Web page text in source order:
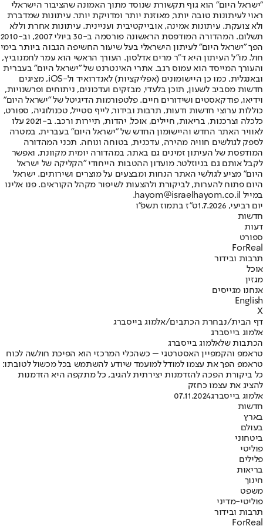
"ישראל היום" הוא גוף תקשורת שנוסד מתוך האמונה שהציבור הישראלי
ראוי לעיתונות טובה יותר, מאוזנת יותר ומדויקת יותר. עיתונות שמדברת
ולא צועקת. עיתונות אמינה, אובייקטיבית ועניינית. עיתונות אחרת וללא
תשלום. המהדורה המודפסת הראשונה פורסמה ב-30 ביולי 2007, וב-2010
הפך "ישראל היום" לעיתון הישראלי בעל שיעור החשיפה הגבוה ביותר בימי
חול. מו"ל העיתון היא ד"ר מרים אדלסון. העורך הראשי הוא עמר לחמנוביץ,
והעורך המייסד הוא עמוס רגב. אתרי האינטרנט של "ישראל היום" בעברית
ובאנגלית, כמו כן היישומונים (אפליקציות) לאנדרואיד ול-iOS, מציגים
חדשות מסביב לשעון, תוכן בלעדי, מבזקים ועדכונים, ניתוחים ופרשנויות,
וידיאו, פודקאסטים ושידורים חיים. פלטפורמות הדיגיטל של "ישראל היום"
כוללות ערוצי חדשות ודעות, תרבות ובידור, לייף סטייל, טכנולוגיה, ספורט,
כלכלה וצרכנות, בריאות, חיילים, אוכל, יהדות, תיירות ורכב. ב-2021 עלו
לאוויר האתר החדש והיישומון החדש של "ישראל היום" בעברית, במטרה
לספק לגולשים חוויה מהירה, עדכנית, בטוחה ונוחה. תכני המהדורה
המודפסת של העיתון זמינים גם באתר, במהדורה יומית מקוונת, ואפשר
לקבל אותם גם בניוזלטר. מועדון ההטבות הייחודי "הקליקה של ישראל
היום" מציע לגולשי האתר הנחות ומבצעים על מוצרים ושירותים. ישראל
היום פתוח להערות, לביקורת ולהצעות לשיפור מקהל הקוראים. פנו אלינו
במייל hayom@israelhayom.co.il.
יום רביעי, 1.7.2026
ט"ז בתמוז תשפ"ו
חדשות
דעות
ספורט
ForReal
תרבות ובידור
אוכל
מגזין
אנחנו מגייסים
English
X
דף הבית/נבחרת הכתבים/אלמוג בייסברג
אלמוג בייסברג
הכתבות שלאלמוג בייסברג
טראמפ והקמפיין האסטרטגי – כשהכלי המרכזי הוא הפיכת חולשה לכוח
טראמפ הפך את עצמו למודל למועמד שיודע להשתמש בכל מכשול לטובתו:
כל ביקורת הפכה להזדמנות יצירתית להגיב, כל מתקפה היא הזדמנות
להציג את עצמו כחזק
אלמוג בייסברג07.11.2024
חדשות
בארץ
בעולם
ביטחוני
פוליטי
פלילים
בריאות
חינוך
משפט
פוליטי-מדיני
תרבות ובידור
ForReal